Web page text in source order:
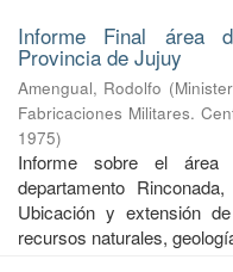
Informe Final área
Provincia de Jujuy
Amengual, Rodolfo (
Fabricaciones Militares.
1975)
Informe sobre el
departamento
Ubicación y extensión
recursos naturales,